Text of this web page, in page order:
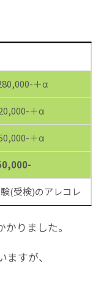
＋α
＋α
＋α
(受検)のアレコレ
りました。
すが、